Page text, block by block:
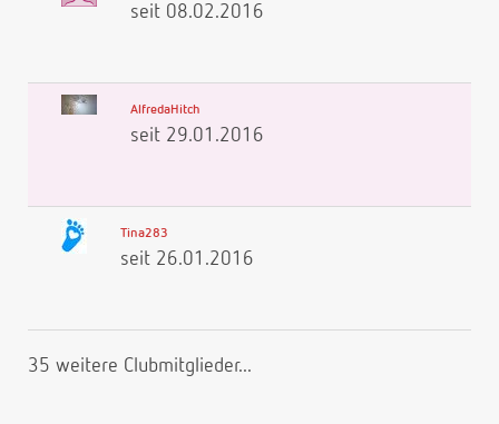
seit 08.02.2016
AlfredaHitch
seit 29.01.2016
Tina283
seit 26.01.2016
35 weitere Clubmitglieder...